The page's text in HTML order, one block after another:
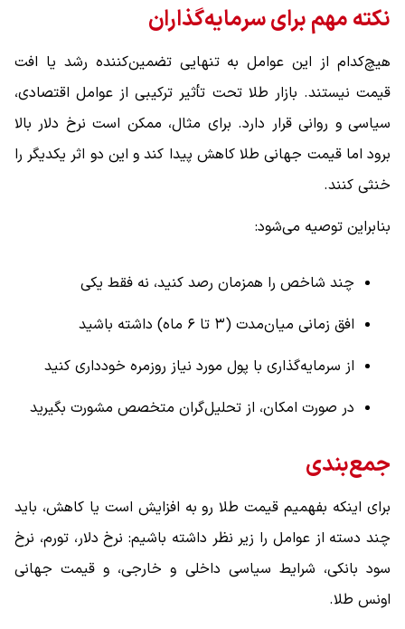
نکته مهم برای سرمایه‌گذاران
هیچ‌کدام از این عوامل به تنهایی تضمین‌کننده رشد یا افت
قیمت نیستند. بازار طلا تحت تأثیر ترکیبی از عوامل اقتصادی،
سیاسی و روانی قرار دارد. برای مثال، ممکن است نرخ دلار بالا
برود اما قیمت جهانی طلا کاهش پیدا کند و این دو اثر یکدیگر را
خنثی کنند.
بنابراین توصیه می‌شود:
چند شاخص را همزمان رصد کنید، نه فقط یکی
افق زمانی میان‌مدت (۳ تا ۶ ماه) داشته باشید
از سرمایه‌گذاری با پول مورد نیاز روزمره خودداری کنید
در صورت امکان، از تحلیل‌گران متخصص مشورت بگیرید
جمع‌بندی
برای اینکه بفهمیم قیمت طلا رو به افزایش است یا کاهش، باید
چند دسته از عوامل را زیر نظر داشته باشیم: نرخ دلار، تورم، نرخ
سود بانکی، شرایط سیاسی داخلی و خارجی، و قیمت جهانی
اونس طلا.